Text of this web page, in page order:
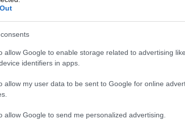
allow Google to enable storage related to advertising
identifiers in apps.
allow my user data to be sent to Google for online
allow Google to send me personalized advertising.